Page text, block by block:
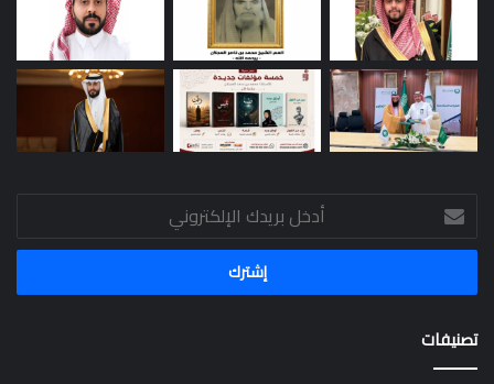
أدخل
بريدك
الإلكتروني
تصنيفات